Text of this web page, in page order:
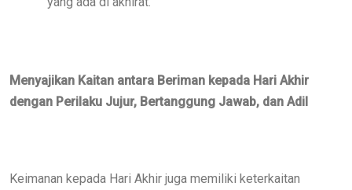
Menyajikan Kaitan antara Beriman kepada Hari Akhir
dengan Perilaku Jujur, Bertanggung Jawab, dan Adil
Keimanan kepada Hari Akhir juga memiliki keterkaitan